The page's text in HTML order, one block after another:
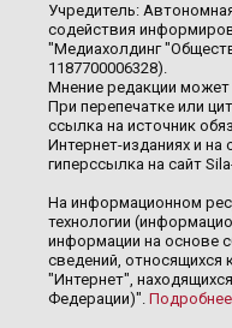
Учредитель:
содействия
"Медиахолдинг
1187700006328).
Мнение редакции
При перепечатке или
ссылка на источник
Интернет-изданиях и на
гиперссылка на сайт
На информационном
технологии
информации на основе
сведений, относящихся
"Интернет",
Федерации)". Подробнее